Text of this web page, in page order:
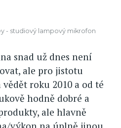
- studiový lampový mikrofon
snad už dnes není
ale pro jistotu
vědět roku 2010 a od té
hodně dobré a
ale hlavně